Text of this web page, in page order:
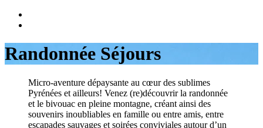
Randonnée Séjours
Micro-aventure dépaysante au cœur des sublimes
Pyrénées et ailleurs! Venez (re)découvrir la randonnée
et le bivouac en pleine montagne, créant ainsi des
souvenirs inoubliables en famille ou entre amis, entre
escapades sauvages et soirées conviviales autour d’un